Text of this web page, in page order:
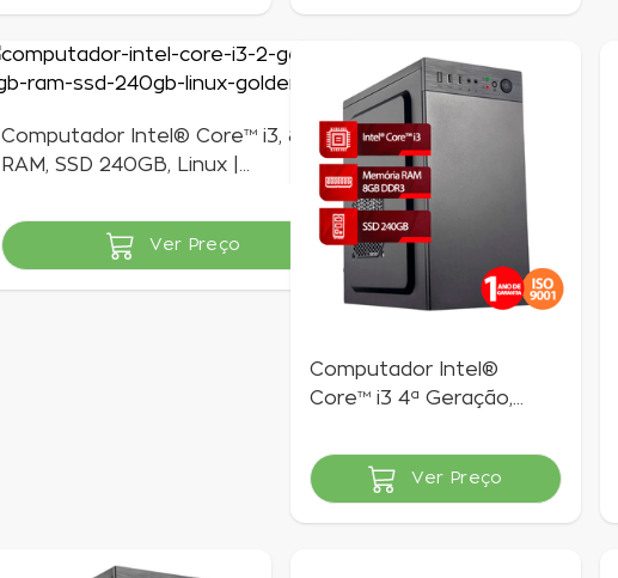
Computador Intel® Core™ i3, 8GB
RAM, SSD 240GB, Linux |
Indisponível
Ver Preço
Computador Intel®
Core™ i3 4ª Geração,
Linux | Goldentec
Indisponível
Ver Preço